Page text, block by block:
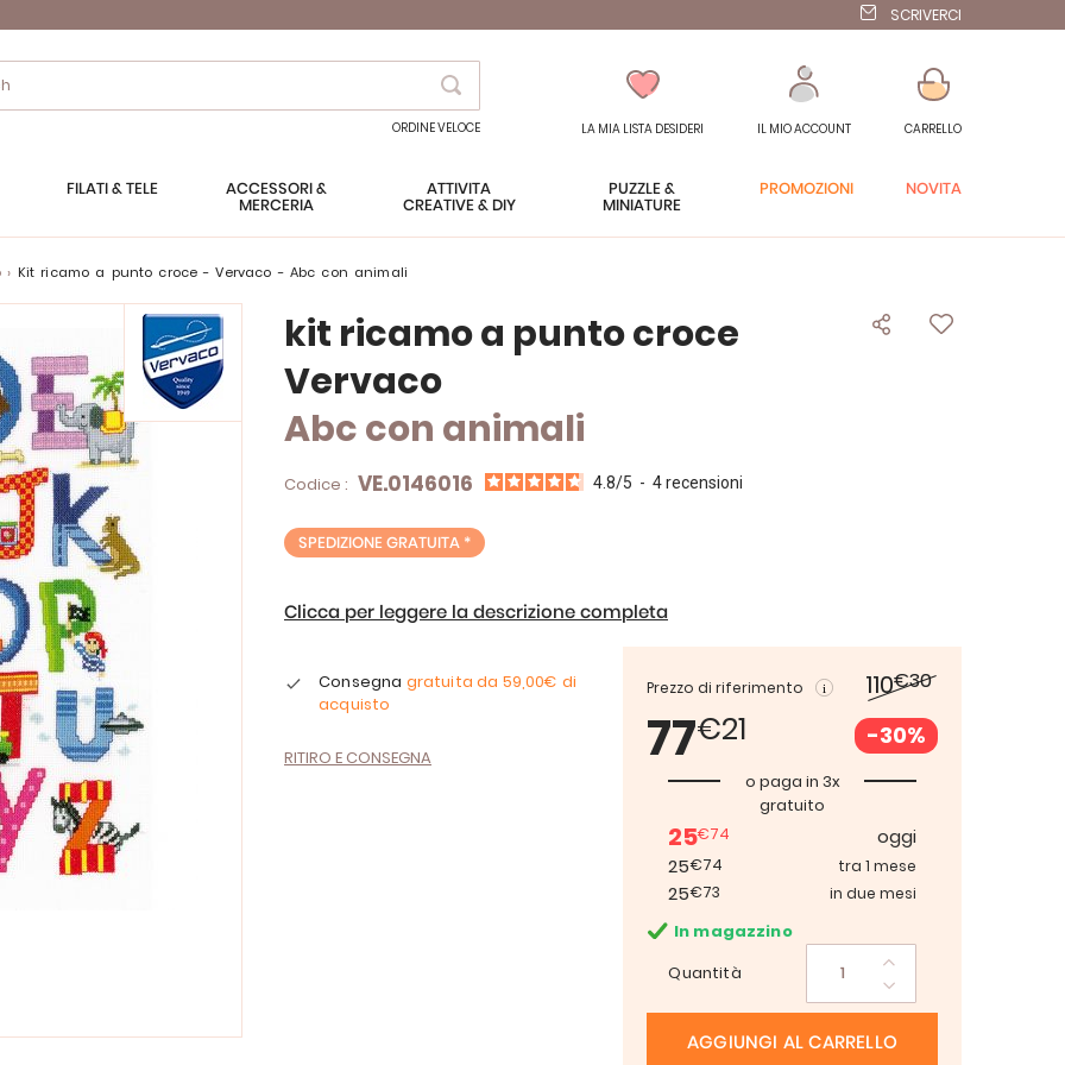
SCRIVERCI
Search
ORDINE VELOCE LA MIA LISTA DESIDERI IL MIO ACCOUNT CARRELLO
FILATI & TELE
ACCESSORI &
MERCERIA
ATTIVITÀ
CREATIVE & DIY
PUZZLE &
MINIATURE
PROMOZIONI NOVITÀ
kit ricamo a punto croce - Vervaco - Abc con animali
kit ricamo a punto croce
Vervaco
Abc con animali
Codice : VE.0146016 4.8/5 - 4recensioni
SPEDIZIONE GRATUITA *
Clicca per leggere la descrizione completa
Prezzo di riferimento 110€30
77€21 -30%
o paga in 3x
gratuito
25€74
oggi
25€74 tra 1 mese
25€73 in due mesi
In magazzino
Quantità
AGGIUNGI AL CARRELLO
Consegna gratuita da 59,00€ di
acquisto
RITIRO E CONSEGNA